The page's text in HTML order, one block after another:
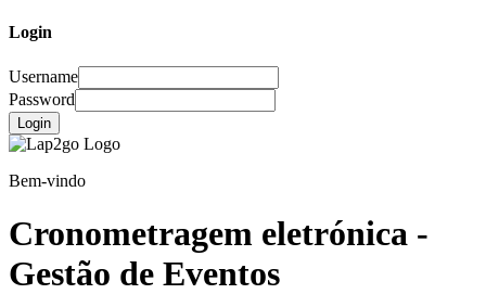
Login
Username
Password
Login
Bem-vindo
Cronometragem eletrónica -
Gestão de Eventos